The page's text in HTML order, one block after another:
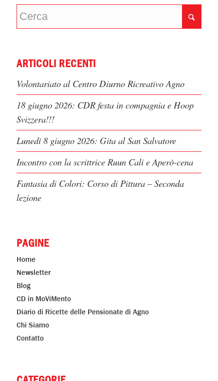
ARTICOLI RECENTI
Volontariato al Centro Diurno Ricreativo Agno
18 giugno 2026: CDR festa in compagnia e Hoop
Svizzera!!!
Lunedì 8 giugno 2026: Gita al San Salvatore
Incontro con la scrittrice Ruun Cali e Aperò-cena
Fantasia di Colori: Corso di Pittura – Seconda
lezione
PAGINE
Home
Newsletter
Blog
CD in MoViMento
Diario di Ricette delle Pensionate di Agno
Chi Siamo
Contatto